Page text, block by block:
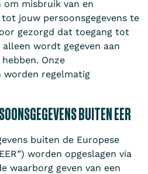
om misbruik van en
jouw persoonsgegevens te
gezorgd dat toegang tot
wordt gegeven aan
Onze
worden regelmatig
BUITEN EER
buiten de Europese
worden opgeslagen via
waarborg geven van een